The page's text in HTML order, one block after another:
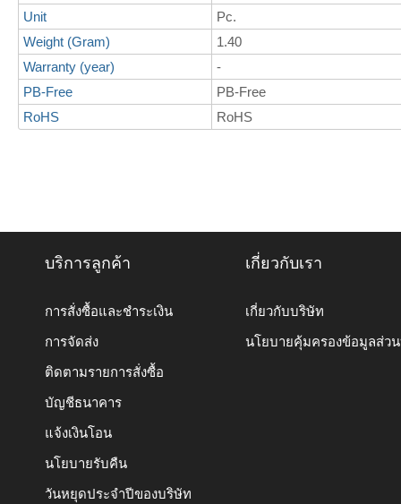
Unit
Pc.
Weight (Gram)
1.40
Warranty (year)
-
PB-Free
PB-Free
RoHS
RoHS
บริการลูกค้า
การสั่งซื้อและชำระเงิน
การจัดส่ง
ติดตามรายการสั่งซื้อ
บัญชีธนาคาร
แจ้งเงินโอน
นโยบายรับคืน
วันหยุดประจำปีของบริษัท
เกี่ยวกับเรา
เกี่ยวกับบริษัท
นโยบายคุ้มครองข้อมูลส่ว